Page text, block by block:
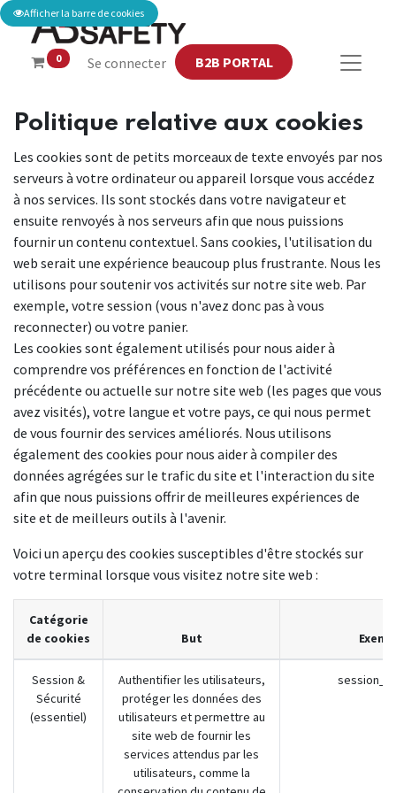
0 Se connecter B2B PORTAL
Politique relative aux cookies
Les cookies sont de petits morceaux de texte envoyés par nos
serveurs à votre ordinateur ou appareil lorsque vous accédez
à nos services. Ils sont stockés dans votre navigateur et
ensuite renvoyés à nos serveurs afin que nous puissions
fournir un contenu contextuel. Sans cookies, l'utilisation du
web serait une expérience beaucoup plus frustrante. Nous les
utilisons pour soutenir vos activités sur notre site web. Par
exemple, votre session (vous n'avez donc pas à vous
reconnecter) ou votre panier.
Les cookies sont également utilisés pour nous aider à
comprendre vos préférences en fonction de l'activité
précédente ou actuelle sur notre site web (les pages que vous
avez visités), votre langue et votre pays, ce qui nous permet
de vous fournir des services améliorés. Nous utilisons
également des cookies pour nous aider à compiler des
données agrégées sur le trafic du site et l'interaction du site
afin que nous puissions offrir de meilleures expériences de
site et de meilleurs outils à l'avenir.
Voici un aperçu des cookies susceptibles d'être stockés sur
votre terminal lorsque vous visitez notre site web :
Catégorie
de cookies
But
Session &
Sécurité
(essentiel)
Authentifier les utilisateurs,
protéger les données des
utilisateurs et permettre au
site web de fournir les
services attendus par les
utilisateurs, comme la
Afficher la barre de cookies